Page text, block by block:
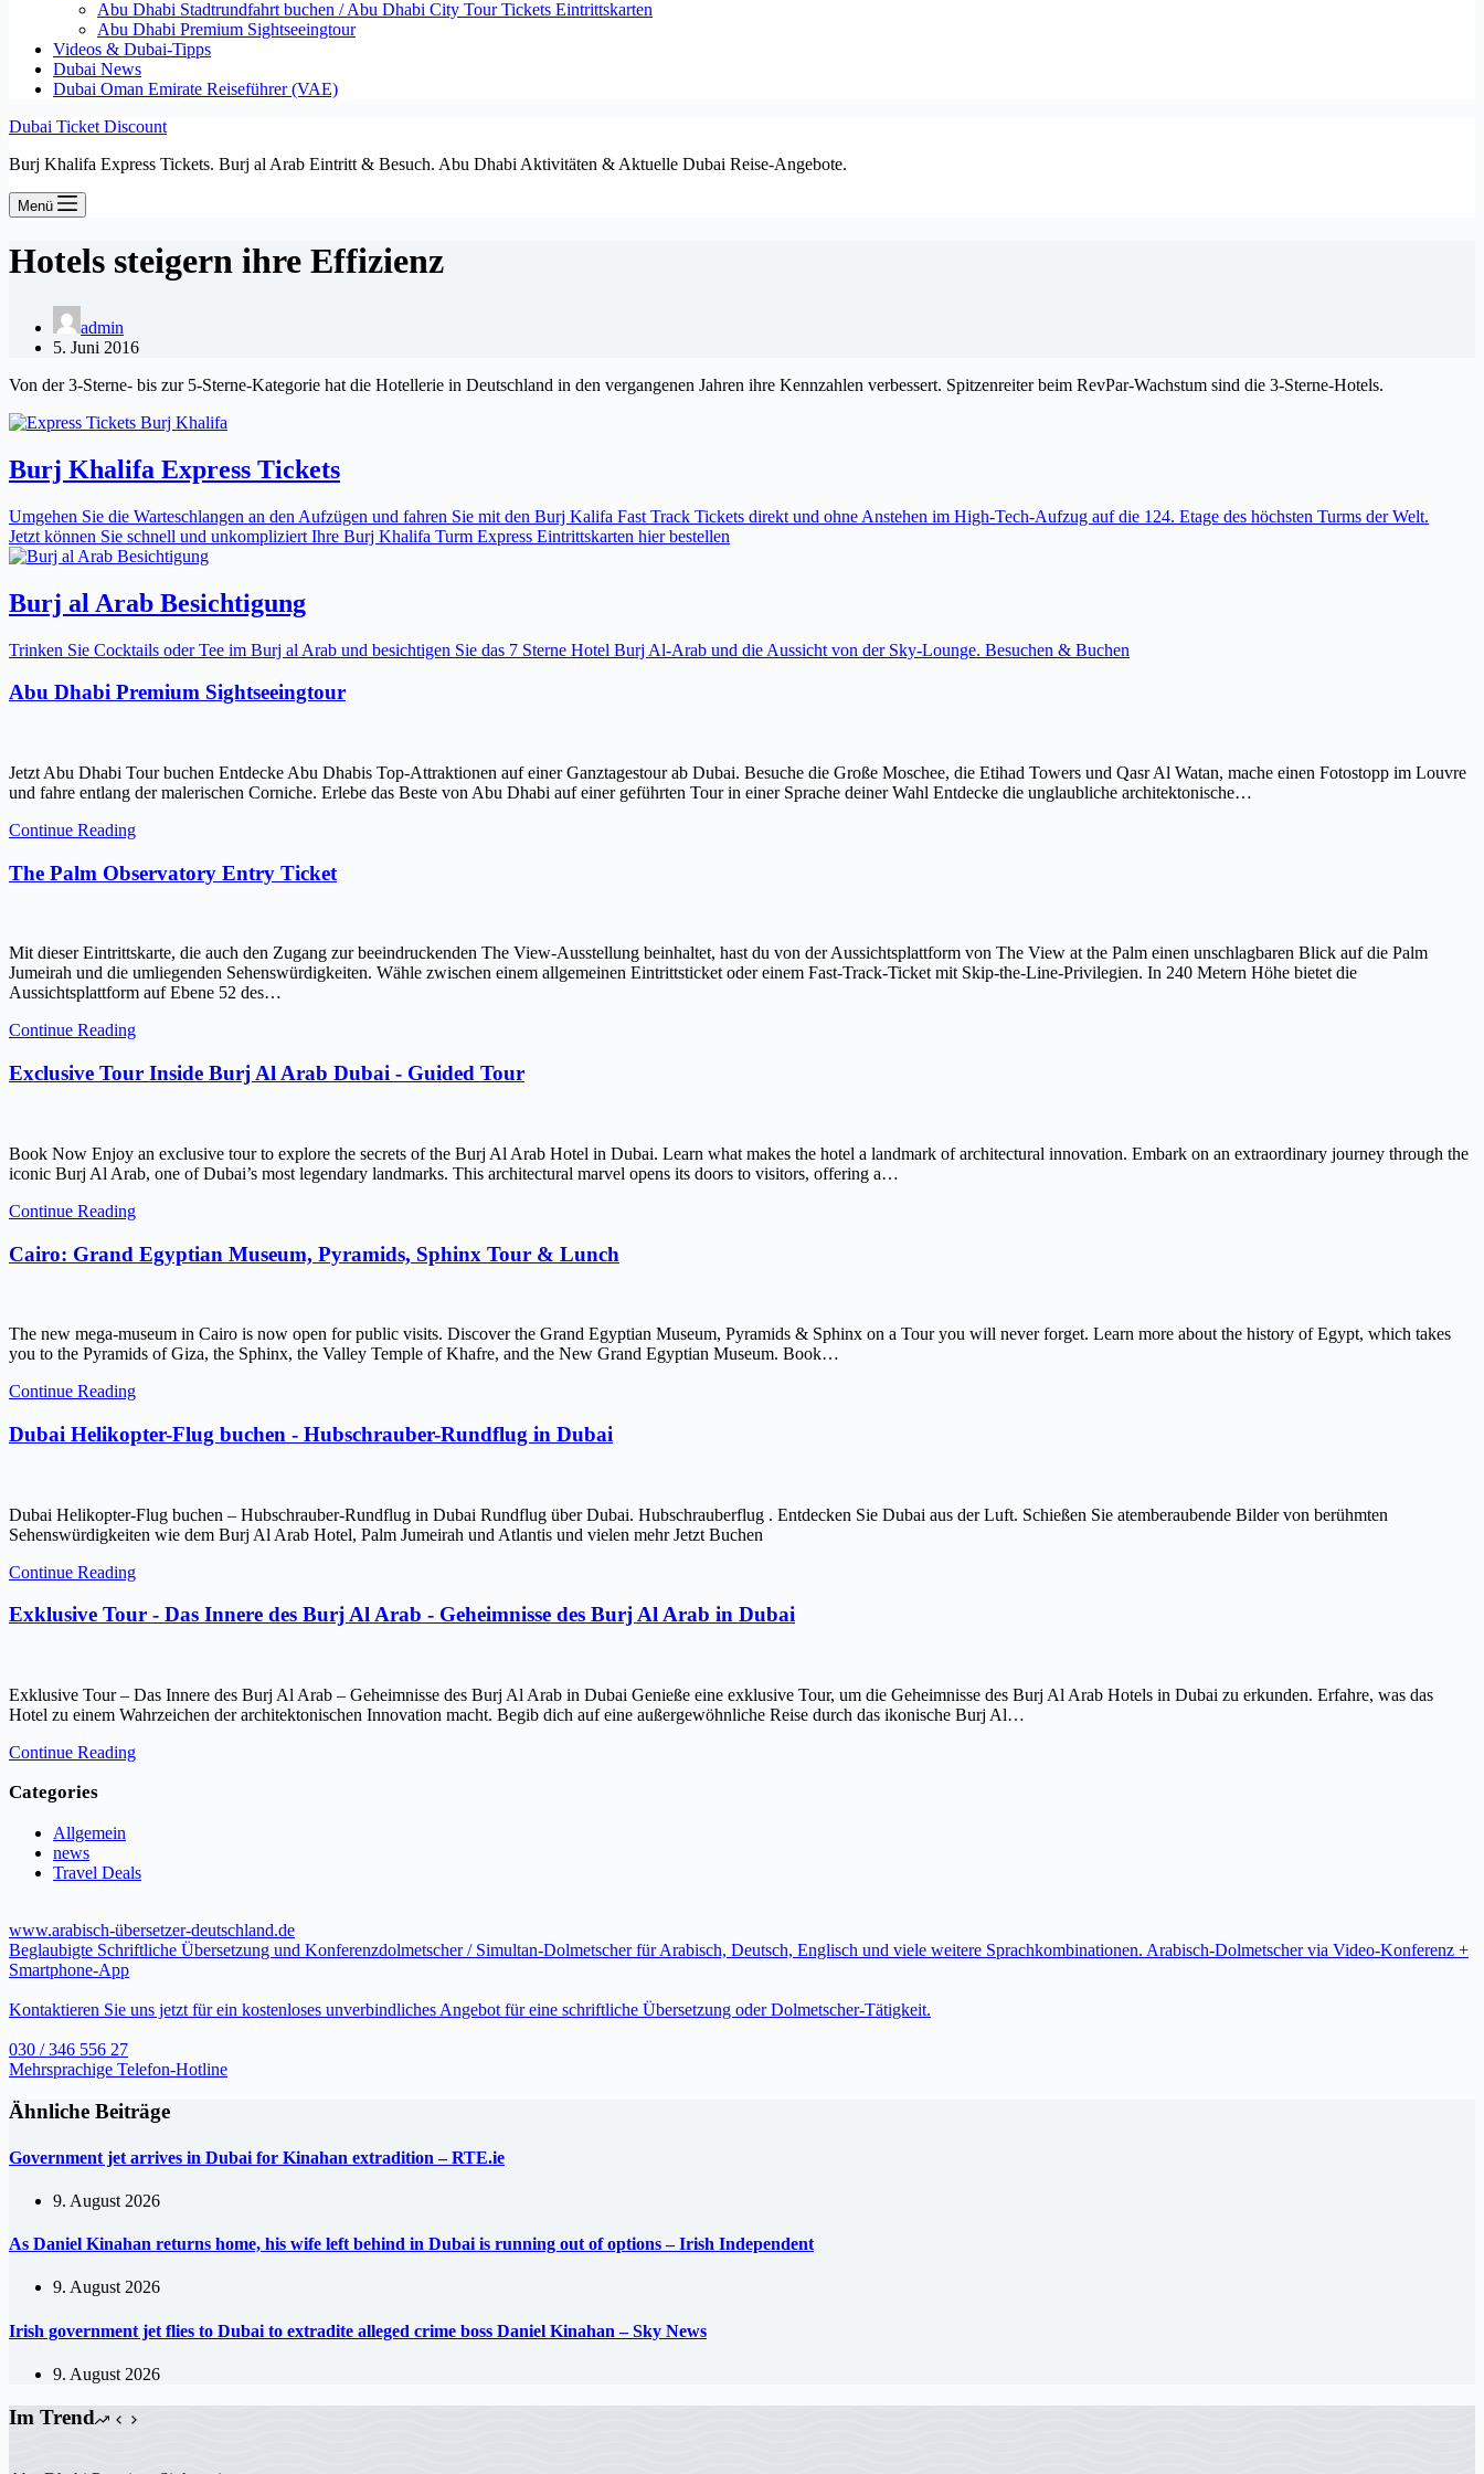
Abu Dhabi Stadtrundfahrt buchen / Abu Dhabi City Tour Tickets Eintrittskarten
Abu Dhabi Premium Sightseeingtour
Videos & Dubai-Tipps
Dubai News
Dubai Oman Emirate Reiseführer (VAE)
Dubai Ticket Discount
Burj Khalifa Express Tickets. Burj al Arab Eintritt & Besuch. Abu Dhabi Aktivitäten & Aktuelle Dubai Reise-Angebote.
Menü
Hotels steigern ihre Effizienz
admin
5. Juni 2016
Von der 3-Sterne- bis zur 5-Sterne-Kategorie hat die Hotellerie in Deutschland in den vergangenen Jahren ihre Kennzahlen verbessert. Spitzenreiter beim RevPar-Wachstum sind die 3-Sterne-Hotels.
Burj Khalifa Express Tickets
Umgehen Sie die Warteschlangen an den Aufzügen und fahren Sie mit den Burj Kalifa Fast Track Tickets direkt und ohne Anstehen im High-Tech-Aufzug auf die 124. Etage des höchsten Turms der Welt.
Jetzt können Sie schnell und unkompliziert Ihre Burj Khalifa Turm Express Eintrittskarten hier bestellen
Burj al Arab Besichtigung
Trinken Sie Cocktails oder Tee im Burj al Arab und besichtigen Sie das 7 Sterne Hotel Burj Al-Arab und die Aussicht von der Sky-Lounge. Besuchen & Buchen
Abu Dhabi Premium Sightseeingtour
Jetzt Abu Dhabi Tour buchen Entdecke Abu Dhabis Top-Attraktionen auf einer Ganztagestour ab Dubai. Besuche die Große Moschee, die Etihad Towers und Qasr Al Watan, mache einen Fotostopp im Louvre
und fahre entlang der malerischen Corniche. Erlebe das Beste von Abu Dhabi auf einer geführten Tour in einer Sprache deiner Wahl Entdecke die unglaubliche architektonische…
Continue Reading
The Palm Observatory Entry Ticket
Mit dieser Eintrittskarte, die auch den Zugang zur beeindruckenden The View-Ausstellung beinhaltet, hast du von der Aussichtsplattform von The View at the Palm einen unschlagbaren Blick auf die Palm
Jumeirah und die umliegenden Sehenswürdigkeiten. Wähle zwischen einem allgemeinen Eintrittsticket oder einem Fast-Track-Ticket mit Skip-the-Line-Privilegien. In 240 Metern Höhe bietet die
Aussichtsplattform auf Ebene 52 des…
Continue Reading
Exclusive Tour Inside Burj Al Arab Dubai - Guided Tour
Book Now Enjoy an exclusive tour to explore the secrets of the Burj Al Arab Hotel in Dubai. Learn what makes the hotel a landmark of architectural innovation. Embark on an extraordinary journey through the
iconic Burj Al Arab, one of Dubai’s most legendary landmarks. This architectural marvel opens its doors to visitors, offering a…
Continue Reading
Cairo: Grand Egyptian Museum, Pyramids, Sphinx Tour & Lunch
The new mega-museum in Cairo is now open for public visits. Discover the Grand Egyptian Museum, Pyramids & Sphinx on a Tour you will never forget. Learn more about the history of Egypt, which takes
you to the Pyramids of Giza, the Sphinx, the Valley Temple of Khafre, and the New Grand Egyptian Museum. Book…
Continue Reading
Dubai Helikopter-Flug buchen - Hubschrauber-Rundflug in Dubai
Dubai Helikopter-Flug buchen – Hubschrauber-Rundflug in Dubai Rundflug über Dubai. Hubschrauberflug . Entdecken Sie Dubai aus der Luft. Schießen Sie atemberaubende Bilder von berühmten
Sehenswürdigkeiten wie dem Burj Al Arab Hotel, Palm Jumeirah und Atlantis und vielen mehr Jetzt Buchen
Continue Reading
Exklusive Tour - Das Innere des Burj Al Arab - Geheimnisse des Burj Al Arab in Dubai
Exklusive Tour – Das Innere des Burj Al Arab – Geheimnisse des Burj Al Arab in Dubai Genieße eine exklusive Tour, um die Geheimnisse des Burj Al Arab Hotels in Dubai zu erkunden. Erfahre, was das
Hotel zu einem Wahrzeichen der architektonischen Innovation macht. Begib dich auf eine außergewöhnliche Reise durch das ikonische Burj Al…
Continue Reading
Categories
Allgemein
news
Travel Deals
www.arabisch-übersetzer-deutschland.de
Beglaubigte Schriftliche Übersetzung und Konferenzdolmetscher / Simultan-Dolmetscher für Arabisch, Deutsch, Englisch und viele weitere Sprachkombinationen. Arabisch-Dolmetscher via Video-Konferenz +
Smartphone-App
Kontaktieren Sie uns jetzt für ein kostenloses unverbindliches Angebot für eine schriftliche Übersetzung oder Dolmetscher-Tätigkeit.
030 / 346 556 27
Mehrsprachige Telefon-Hotline
Ähnliche Beiträge
Government jet arrives in Dubai for Kinahan extradition – RTE.ie
9. August 2026
As Daniel Kinahan returns home, his wife left behind in Dubai is running out of options – Irish Independent
9. August 2026
Irish government jet flies to Dubai to extradite alleged crime boss Daniel Kinahan – Sky News
9. August 2026
Im Trend